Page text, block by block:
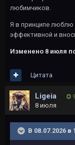
любимчиков.
Я в принципе люблю
эффективной и
Изменено 8 июля
Цитата
Ligeia
8 июля
В 08.07.2026 в